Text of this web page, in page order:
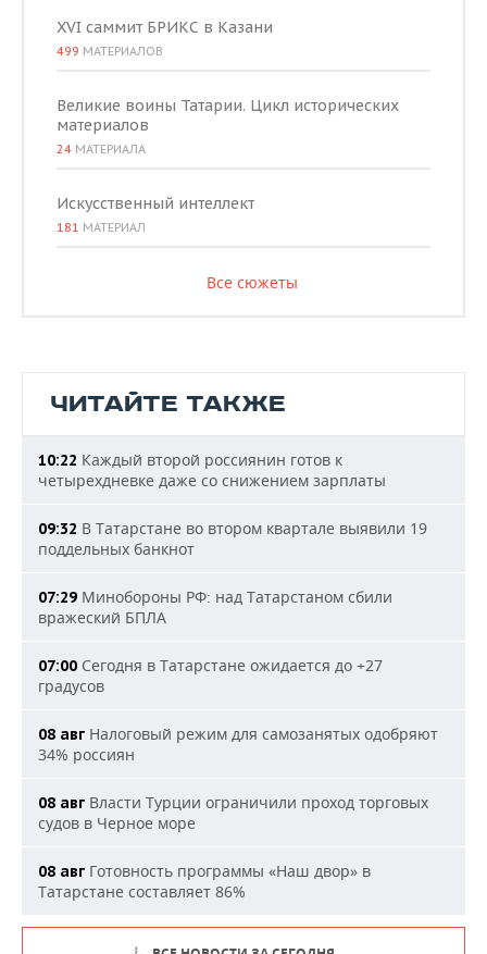
XVI саммит БРИКС в Казани
499 МАТЕРИАЛОВ
Великие воины Татарии. Цикл исторических
материалов
24 МАТЕРИАЛА
Искусственный интеллект
181 МАТЕРИАЛ
Все сюжеты
ЧИТАЙТЕ ТАКЖЕ
10:22 Каждый второй россиянин готов к
четырехдневке даже со снижением зарплаты
09:32 В Татарстане во втором квартале выявили 19
поддельных банкнот
07:29 Минобороны РФ: над Татарстаном сбили
вражеский БПЛА
07:00 Сегодня в Татарстане ожидается до +27
градусов
08 авг Налоговый режим для самозанятых одобряют
34% россиян
08 авг Власти Турции ограничили проход торговых
судов в Черное море
08 авг Готовность программы «Наш двор» в
Татарстане составляет 86%